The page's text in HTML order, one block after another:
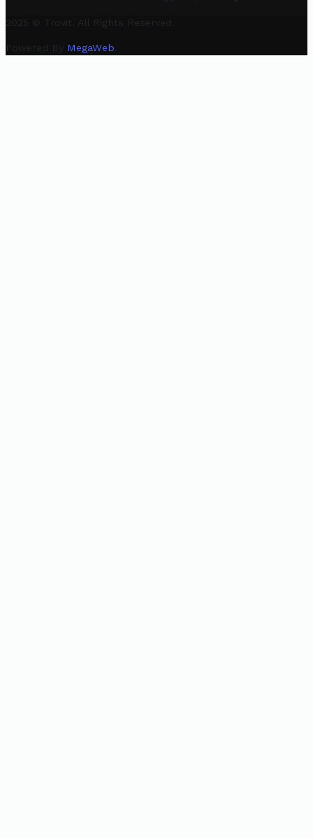
2025 © Trovit. All Rights Reserved.
Powered By MegaWeb